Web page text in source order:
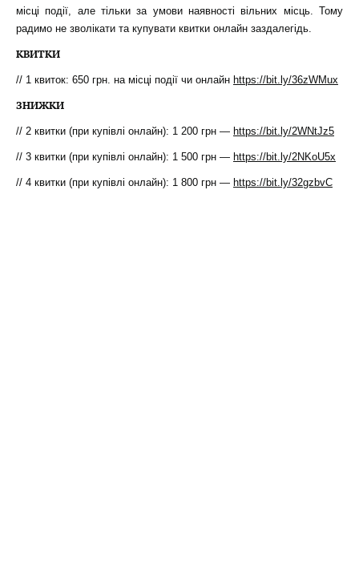
місці події, але тільки за умови наявності вільних місць. Тому
радимо не зволікати та купувати квитки онлайн заздалегідь.
КВИТКИ
// 1 квиток: 650 грн. на місці події чи онлайн https://bit.ly/36zWMux
ЗНИЖКИ
// 2 квитки (при купівлі онлайн): 1 200 грн — https://bit.ly/2WNtJz5
// 3 квитки (при купівлі онлайн): 1 500 грн — https://bit.ly/2NKoU5x
// 4 квитки (при купівлі онлайн): 1 800 грн — https://bit.ly/32gzbvC